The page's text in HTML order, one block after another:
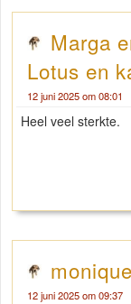
Marga
Lotus en
12 juni 2025 om 08:01
Heel veel sterkte.
monique
12 juni 2025 om 09:37